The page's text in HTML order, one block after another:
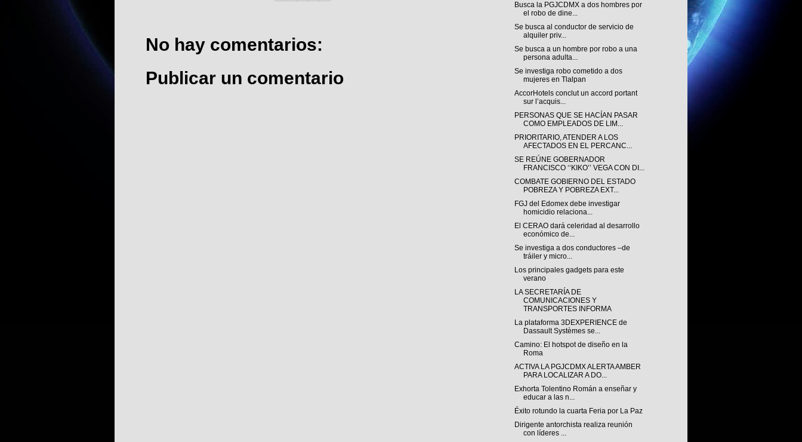
No hay comentarios:
Publicar un comentario
Busca la PGJCDMX a dos hombres por
el robo de dine...
Se busca al conductor de servicio de
alquiler priv...
Se busca a un hombre por robo a una
persona adulta...
Se investiga robo cometido a dos
mujeres en Tlalpan
AccorHotels conclut un accord portant
sur l’acquis...
PERSONAS QUE SE HACÍAN PASAR
COMO EMPLEADOS DE LIM...
PRIORITARIO, ATENDER A LOS
AFECTADOS EN EL PERCANC...
SE REÚNE GOBERNADOR
FRANCISCO ‘‘KIKO’’ VEGA CON DI...
COMBATE GOBIERNO DEL ESTADO
POBREZA Y POBREZA EXT...
FGJ del Edomex debe investigar
homicidio relaciona...
El CERAO dará celeridad al desarrollo
económico de...
Se investiga a dos conductores –de
tráiler y micro...
Los principales gadgets para este
verano
LA SECRETARÍA DE
COMUNICACIONES Y
TRANSPORTES INFORMA
La plataforma 3DEXPERIENCE de
Dassault Systèmes se...
Camino: El hotspot de diseño en la
Roma
ACTIVA LA PGJCDMX ALERTA AMBER
PARA LOCALIZAR A DO...
Exhorta Tolentino Román a enseñar y
educar a las n...
Éxito rotundo la cuarta Feria por La Paz
Dirigente antorchista realiza reunión
con líderes ...